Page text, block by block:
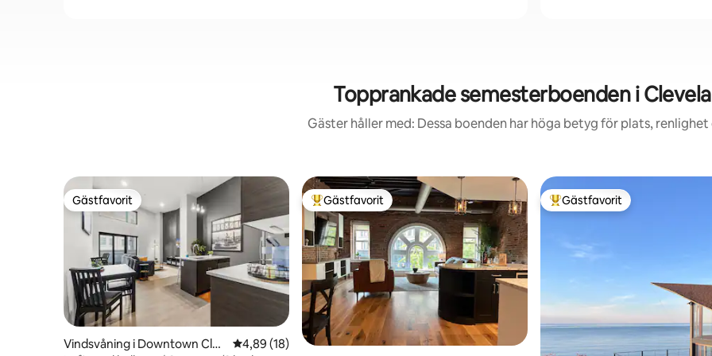
Topprankade semesterboenden i
Gäster håller med: Dessa boenden har höga betyg för plats, renlighet
Gästfavorit
Gästfavorit
Vindsvåning i Downtown Clev
4,89 av 5 i genomsnittligt betyg, 18 omdömen
4,89 (18)
Populär gästfavorit
Gästfavorit Populär gästfavorit
Gästfavorit